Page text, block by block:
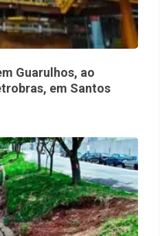
Guarulhos, ao
em Santos